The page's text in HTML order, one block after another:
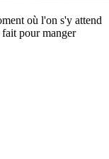
où l'on s'y attend
pour manger